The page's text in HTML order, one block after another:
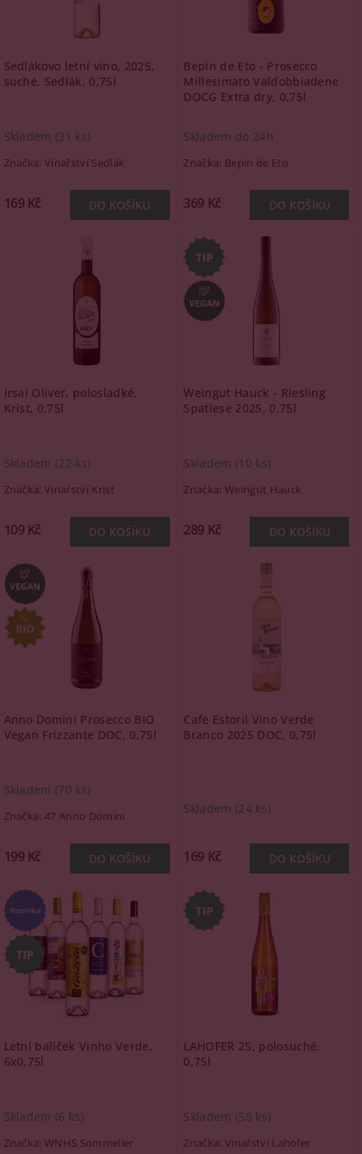
Sedlákovo letní víno, 2025,
suché, Sedlák, 0,75l
Skladem (31 ks)
Značka:Vinařství Sedlák
169 Kč
Bepin de Eto - Prosecco
Millesimato Valdobbiadene
DOCG Extra dry, 0,75l
Skladem do 24h
Značka: Bepin de Eto
369 Kč
Irsai Oliver, polosladké,
Krist, 0,75l
Skladem (22 ks)
Značka:Vinařství Krist
109 Kč
Weingut Hauck - Riesling
Spatlese 2025, 0,75l
Skladem (10 ks)
Značka: Weingut Hauck
289 Kč
Anno Domini Prosecco BIO
Vegan Frizzante DOC, 0,75l
Skladem (70 ks)
Značka:47 Anno Domini
199 Kč
Cafe Estoril Vino Verde
Branco 2025 DOC, 0,75l
Skladem (24 ks)
169 Kč
Letní balíček Vinho Verde,
6x0,75l
Skladem (6 ks)
Značka:WNHS Sommelier
LAHOFER 25, polosuché,
0,75l
Skladem (58 ks)
Značka: Vinařství Lahofer